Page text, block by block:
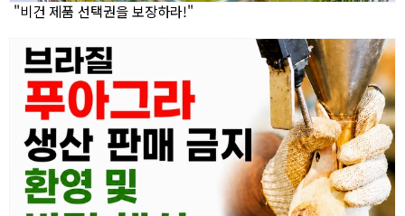
"비건 제품 선택권을 보장하라!"